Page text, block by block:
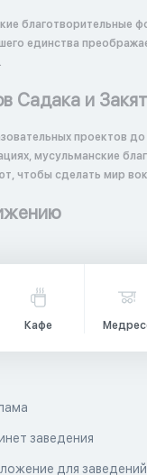
благотворительные
единства
Садака и
проектов
мусульманские
чтобы сделать мир
Кафе
заведения
для заведений